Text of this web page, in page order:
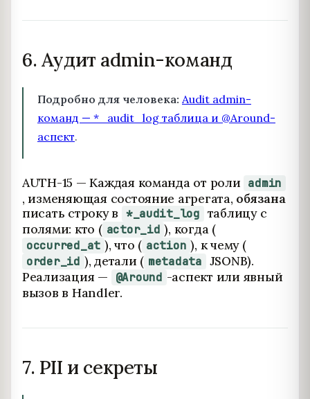
6. Аудит admin-команд
Подробно для человека: Audit admin-
команд — *_audit_log таблица и @Around-
аспект.
AUTH-15 — Каждая команда от роли admin
, изменяющая состояние агрегата, обязана
писать строку в *_audit_log таблицу с
полями: кто ( actor_id ), когда (
occurred_at ), что ( action ), к чему (
order_id ), детали ( metadata JSONB).
Реализация —
@Around -аспект или явный
вызов в Handler.
7. PII и секреты